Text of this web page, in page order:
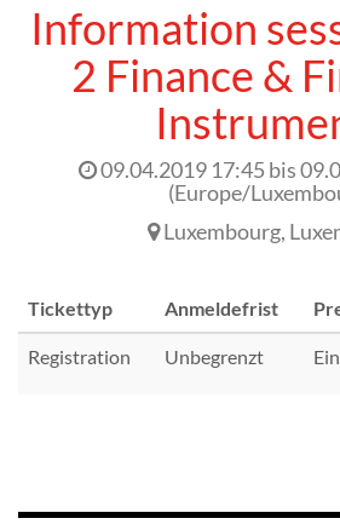
Information
2 Finance &
09.04.2019 17:45bis
(Europe/
Luxembourg,
Tickettyp Anmeldefrist
Registration Unbegrenzt